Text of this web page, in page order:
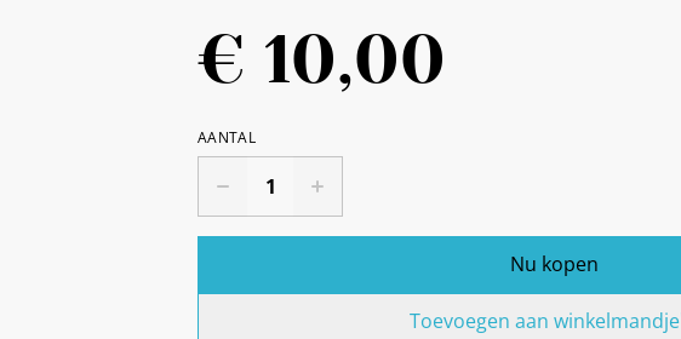
€ 10,00
AANTAL
Nu kopen
Toevoegen aan winkelmandje